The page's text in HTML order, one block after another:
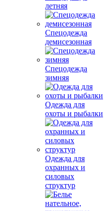
летняя
Спецодежда
демисезонная
Спецодежда
зимняя
Одежда для
охоты и рыбалки
Одежда для
охранных и
силовых
структур